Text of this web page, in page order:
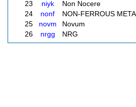
23
niyk
Non Nocere
24
nonf
NON-FERROUS
25
novm
Novum
26
nrgg NRG